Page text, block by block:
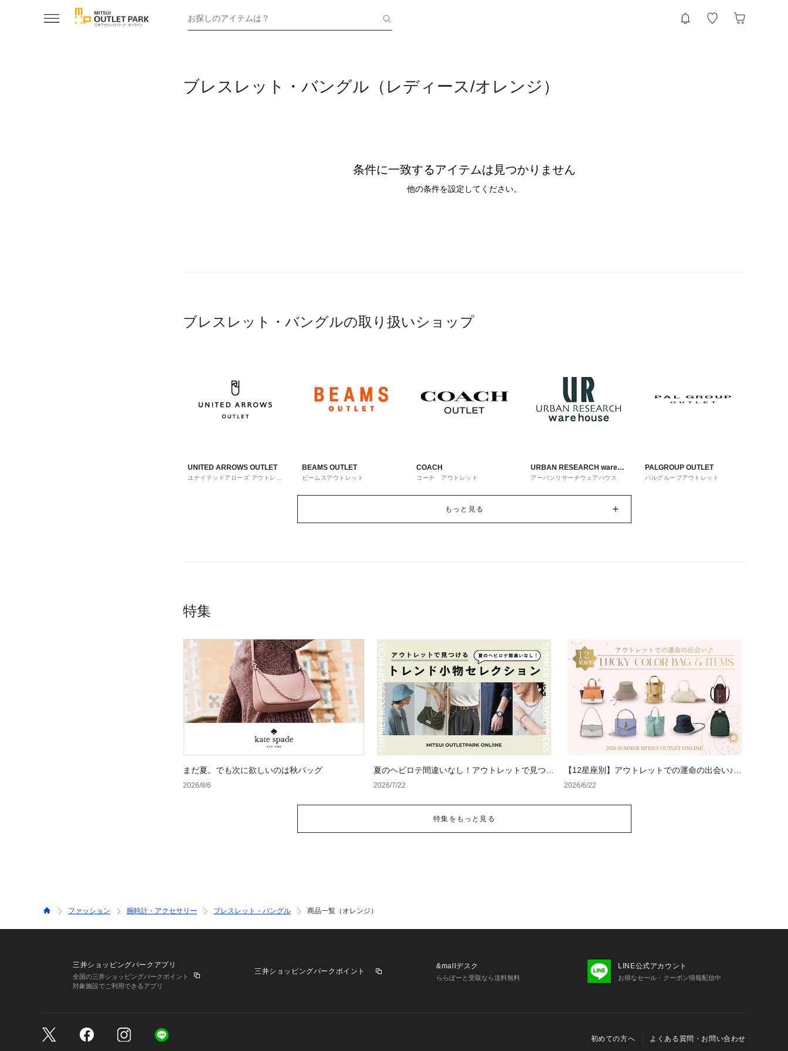
お探しのアイテムは？
ブレスレット・バングル（レディース/オレンジ）
条件に一致するアイテムは見つかりません
他の条件を設定してください。
ブレスレット・バングルの取り扱いショップ
UNITED ARROWS OUTLET
ユナイテッドアローズ アウトレッ
BEAMS OUTLET
ビームスアウトレット
COACH
コーチ アウトレット
URBAN RESEARCH ware
house
アーバンリサーチウェアハウス
PALGROUP OUTLET
パルグループアウトレット
もっと見る
特集
まだ夏。でも次に欲しいのは秋バッグ
2026/8/6
夏のヘビロテ間違いなし！アウトレットで見つけ
るトレンド小物セレクション
2026/7/22
【12星座別】アウトレットでの運命の出会い♪夏
のラッキーカラーバッグ＆小物
2026/6/22
特集をもっと見る
ファッション 腕時計・アクセサリー ブレスレット・バングル 商品一覧（オレンジ）
三井ショッピングパークアプリ
全国の三井ショッピングパークポイント
対象施設でご利用できるアプリ
三井ショッピングパークポイント
&mallデスク
ららぽーと受取なら送料無料
LINE公式アカウント
お得なセール・クーポン情報配信中
初めての方へ よくある質問・お問い合わせ